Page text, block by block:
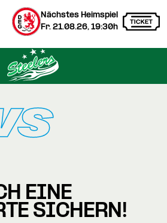
Nächstes Heimspiel
Fr. 21.08.26, 19:30h
EINE
SICHERN!